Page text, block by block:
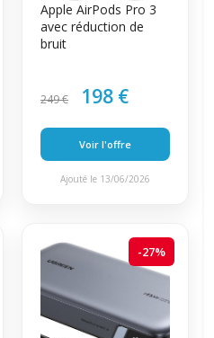
Apple AirPods Pro 3
avec réduction de
bruit
249 € 198 €
Voir l'offre
Ajouté le 13/06/2026
-27%